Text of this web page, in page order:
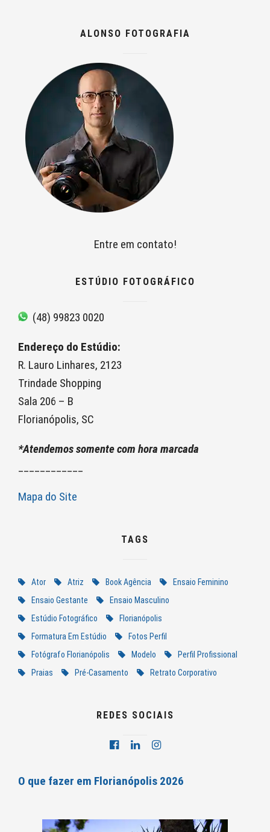
ALONSO FOTOGRAFIA
Entre em contato!
ESTÚDIO FOTOGRÁFICO
(48) 99823 0020
Endereço do Estúdio:
R. Lauro Linhares, 2123
Trindade Shopping
Sala 206 – B
Florianópolis, SC
*Atendemos somente com hora marcada
Mapa do Site
TAGS
Ator Atriz Book Agência
Ensaio Feminino
Ensaio Gestante
Ensaio Masculino
Estúdio Fotográfico
Florianópolis
Formatura Em Estúdio
Fotos Perfil
Fotógrafo Florianópolis
Modelo
Perfil Profissional
Praias
Pré-Casamento Retrato Corporativo
REDES SOCIAIS
O que fazer em Florianópolis 2026